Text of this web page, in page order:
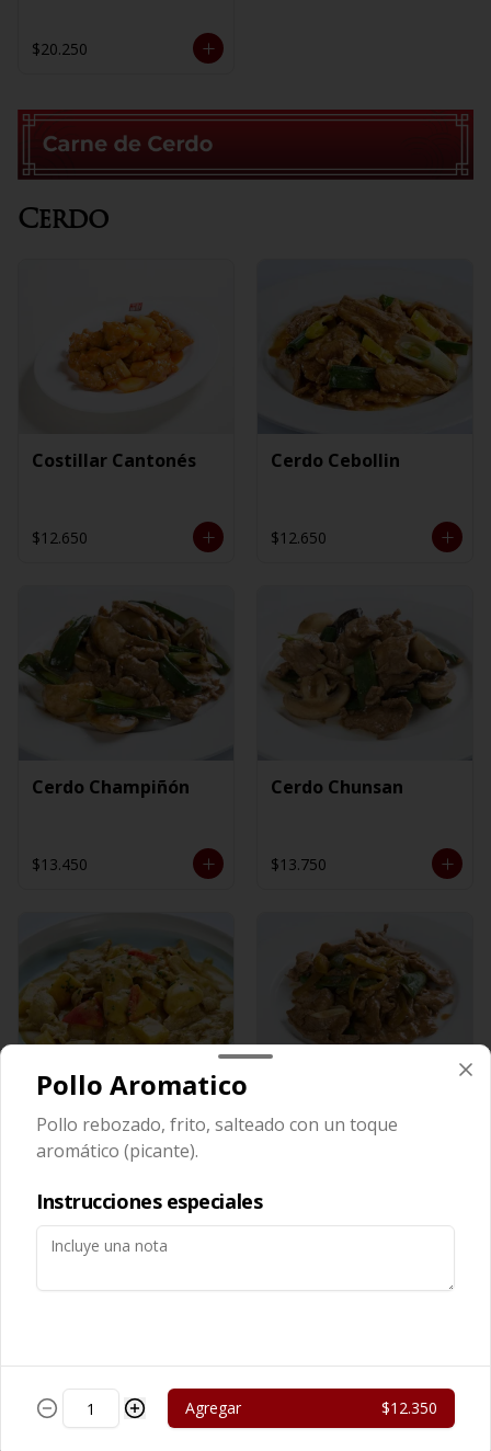
$20.250
Cerdo
Costillar Cantonés
$12.650
Cerdo Cebollin
$12.650
Cerdo Champiñón
$13.450
Cerdo Chunsan
$13.750
Cerdo Curry
$13.450
Cerdo Mongoliano
Pollo Aromatico
Pollo rebozado, frito, salteado con un toque
aromático (picante).
Instrucciones especiales
Agregar $12.350